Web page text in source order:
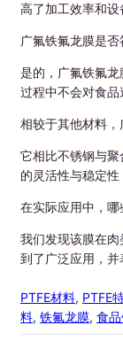
高了加工效率和设
广氟铁氟龙膜是
是的，广氟铁氟
过程中不会对食品
相较于其他材料
它相比不锈钢与
的灵活性与稳定性
在实际应用中，
我们发现该膜在
到了广泛应用，并
PTFE材料, PTFE
料, 铁氟龙膜, 食